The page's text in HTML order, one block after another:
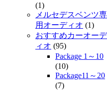
(1)
メルセデスベンツ専
用オーディオ (1)
おすすめカーオーデ
ィオ (95)
Package 1～10
(10)
Package11～20
(7)